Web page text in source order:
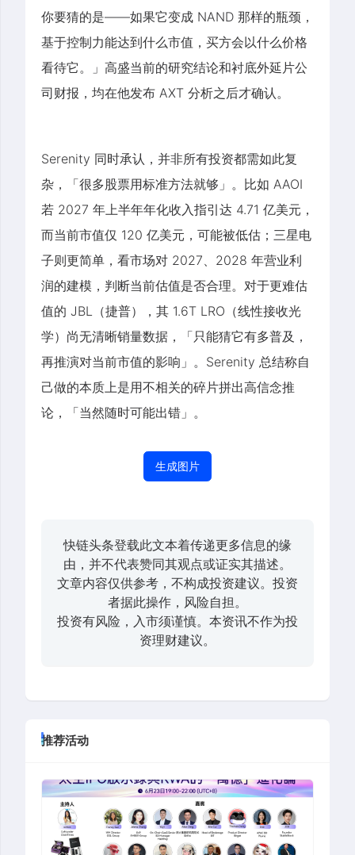
你要猜的是——如果它变成 NAND 那样的瓶颈，
基于控制力能达到什么市值，买方会以什么价格
看待它。」高盛当前的研究结论和衬底外延片公
司财报，均在他发布 AXT 分析之后才确认。
Serenity 同时承认，并非所有投资都需如此复
杂，「很多股票用标准方法就够」。比如 AAOI
若 2027 年上半年年化收入指引达 4.71 亿美元，
而当前市值仅 120 亿美元，可能被低估；三星电
子则更简单，看市场对 2027、2028 年营业利
润的建模，判断当前估值是否合理。对于更难估
值的 JBL（捷普），其 1.6T LRO（线性接收光
学）尚无清晰销量数据，「只能猜它有多普及，
再推演对当前市值的影响」。Serenity 总结称自
己做的本质上是用不相关的碎片拼出高信念推
论，「当然随时可能出错」。
生成图片
快链头条登载此文本着传递更多信息的缘
由，并不代表赞同其观点或证实其描述。
文章内容仅供参考，不构成投资建议。投资
者据此操作，风险自担。
投资有风险，入市须谨慎。本资讯不作为投
资理财建议。
推荐活动